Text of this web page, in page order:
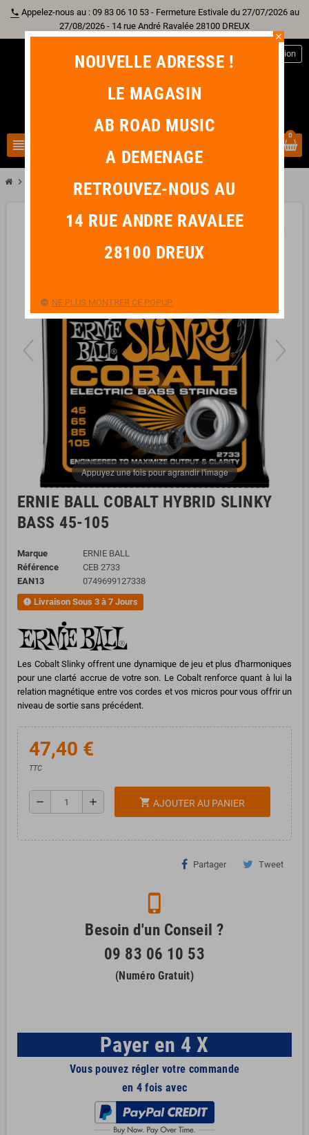
phone Appelez-nous au : 09 83 06 10 53 - Fermeture Estivale du 27/07/2026 au
27/08/2026 - 14 rue André Ravalée 28100 DREUX
view_headline
Connexion
0
chevron_right ERNIE BALL COBALT HYBRID SLINKY BASS 45-105
Appuyez une fois pour agrandir l'image
ERNIE BALL COBALT HYBRID SLINKY
BASS 45-105
Marque
ERNIE BALL
Référence
CEB 2733
EAN13
0749699127338
new_releases Livraison Sous 3 à 7 Jours
Les Cobalt Slinky offrent une dynamique de jeu et plus d'harmoniques
pour une clarté accrue de votre son. Le Cobalt renforce quant à lui la
relation magnétique entre vos cordes et vos micros pour vous offrir un
niveau de sortie sans précédent.
47,40 €
TTC
remove add shopping_cart AJOUTER AU PANIER
Partager Tweet
phone_iphone
Besoin d'un Conseil ?
09 83 06 10 53
(Numéro Gratuit)
Payer en 4 X
Vous pouvez régler votre commande
en 4 fois avec
close
NOUVELLE ADRESSE !
LE MAGASIN
AB ROAD MUSIC
A DEMENAGE
RETROUVEZ-NOUS AU
14 RUE ANDRE RAVALEE
28100 DREUX
NE PLUS MONTRER CE POPUP.